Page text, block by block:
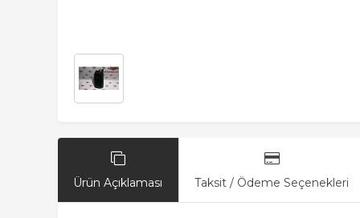
Ürün Açıklaması Taksit / Ödeme Seçenekleri